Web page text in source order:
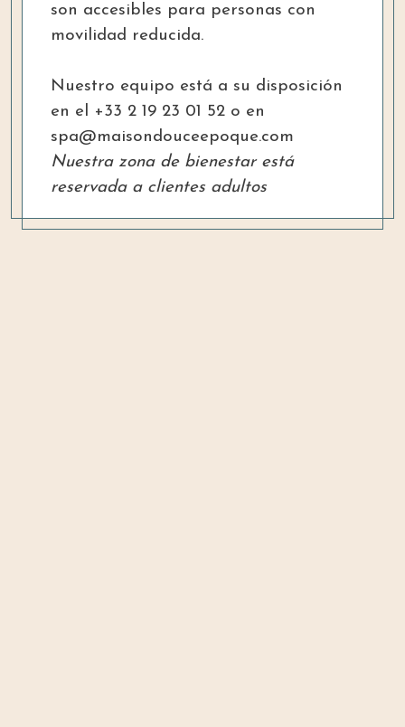
son accesibles para personas con
movilidad reducida.
Nuestro equipo está a su disposición
en el +33 2 19 23 01 52 o en
spa@maisondouceepoque.com
Nuestra zona de bienestar está
reservada a clientes adultos